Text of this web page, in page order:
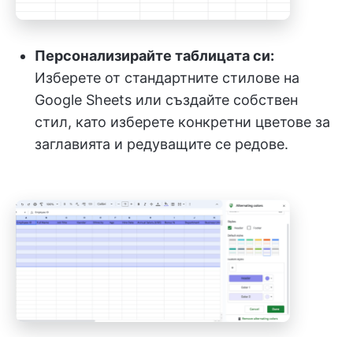
Персонализирайте таблицата си:
Изберете от стандартните стилове на
Google Sheets или създайте собствен
стил, като изберете конкретни цветове за
заглавията и редуващите се редове.